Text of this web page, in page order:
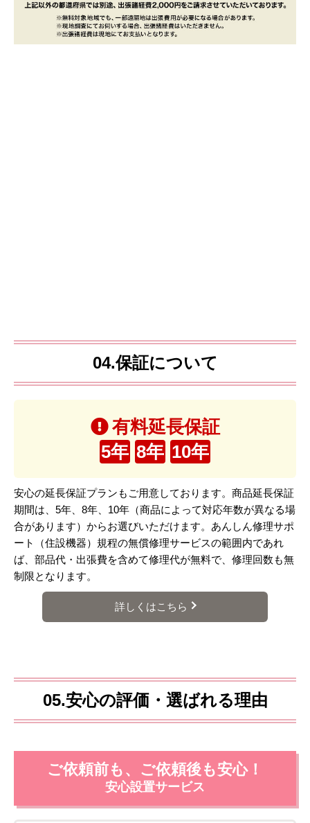
04.保証について
有料延長保証
5年 8年 10年
安心の延長保証プランもご用意しております。商品延長保証
期間は、5年、8年、10年（商品によって対応年数が異なる場
合があります）からお選びいただけます。あんしん修理サポ
ート（住設機器）規程の無償修理サービスの範囲内であれ
ば、部品代・出張費を含めて修理代が無料で、修理回数も無
制限となります。
詳しくはこちら
05.安心の評価・選ばれる理由
ご依頼前も、ご依頼後も安心！
安心設置サービス